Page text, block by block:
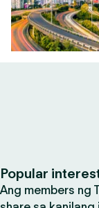
Popular
Ang members ng